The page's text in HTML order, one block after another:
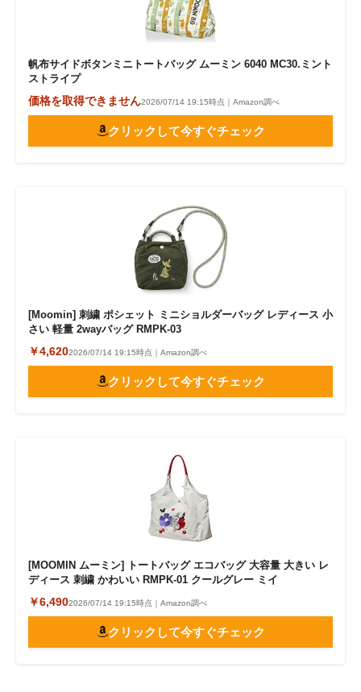
帆布サイドボタンミニトートバッグ ムーミン 6040 MC30.ミント
ストライプ
価格を取得できません2026/07/14 19:15時点｜Amazon調べ
クリックして今すぐチェック
[Moomin] 刺繍 ポシェット ミニショルダーバッグ レディース 小
さい 軽量 2wayバッグ RMPK-03
￥4,6202026/07/14 19:15時点｜Amazon調べ
クリックして今すぐチェック
[MOOMIN ムーミン] トートバッグ エコバッグ 大容量 大きい レ
ディース 刺繍 かわいい RMPK-01 クールグレー ミイ
￥6,4902026/07/14 19:15時点｜Amazon調べ
クリックして今すぐチェック